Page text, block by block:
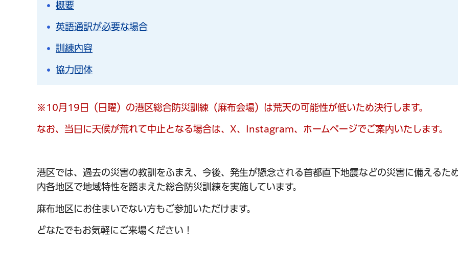
概要
英語通訳が必要な場合
訓練内容
協力団体
※10月19日（日曜）の港区総合防災訓練（麻布会場）は荒天の可能性が低いため決行します。
なお、当日に天候が荒れて中止となる場合は、X、Instagram、ホームページでご案内いたします。
港区では、過去の災害の教訓をふまえ、今後、発生が懸念される首都直下地震などの災害に備えるた
内各地区で地域特性を踏まえた総合防災訓練を実施しています。
麻布地区にお住まいでない方もご参加いただけます。
どなたでもお気軽にご来場ください！